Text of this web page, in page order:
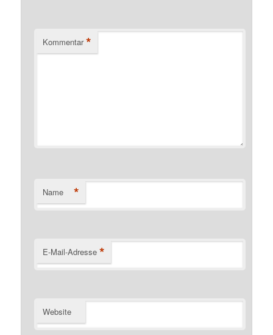
Kommentar *
Name *
E-Mail-Adresse *
Website